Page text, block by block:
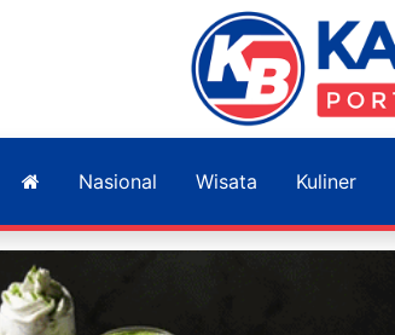
Nasional Wisata Kuliner